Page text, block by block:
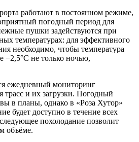
работают в постоянном режиме,
погодный период для
пушки задействуются при
температурах: для эффективного
необходимо, чтобы температура
−2,5°C не только ночью,
ежедневный мониторинг
трасс и их загрузки. Погодный
в планы, однако в «Роза Хутор»
будет доступно в течение всех
похолодание позволит
объёме.